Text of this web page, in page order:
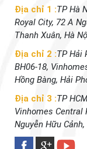
Địa chỉ 1 :TP Hà
Royal City, 72 A
Thanh Xuân, Hà
Địa chỉ 2 :TP Hải
BH06-18,
Hồng Bàng, Hải
Địa chỉ 3 :TP
Vinhomes Central
Nguyễn Hữu Cảnh,